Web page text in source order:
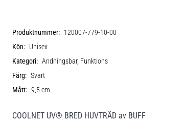
Produktnummer: 120007-779-10-00
Kön: Unisex
Kategori: Andningsbar, Funktions
Färg: Svart
Mått: 9,5 cm
COOLNET UV® BRED HUVTRÄD av BUFF